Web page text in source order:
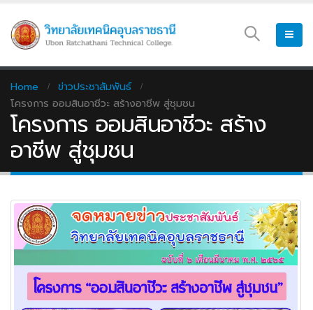
Home
ข่าวประชาสัมพันธ์
โครงการ ออมสินอาชีวะ สร้างอาชีพ สู่ชุมชน
โครงการ ออมสินอาชีวะ สร้าง
อาชีพ สู่ชุมชน